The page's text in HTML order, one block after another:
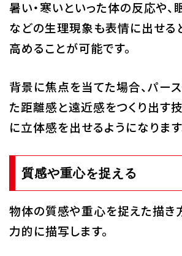
暑い・寒いといった体の反応や、
などの生理現象も表情に出せる
高めることが可能です。
背景に焦点を当てた場合、パー
た距離感と遠近感をつくり出す
に立体感を出せるようになります
質感や重心を捉える
物体の質感や重心を捉えた描き
力的に描写します。